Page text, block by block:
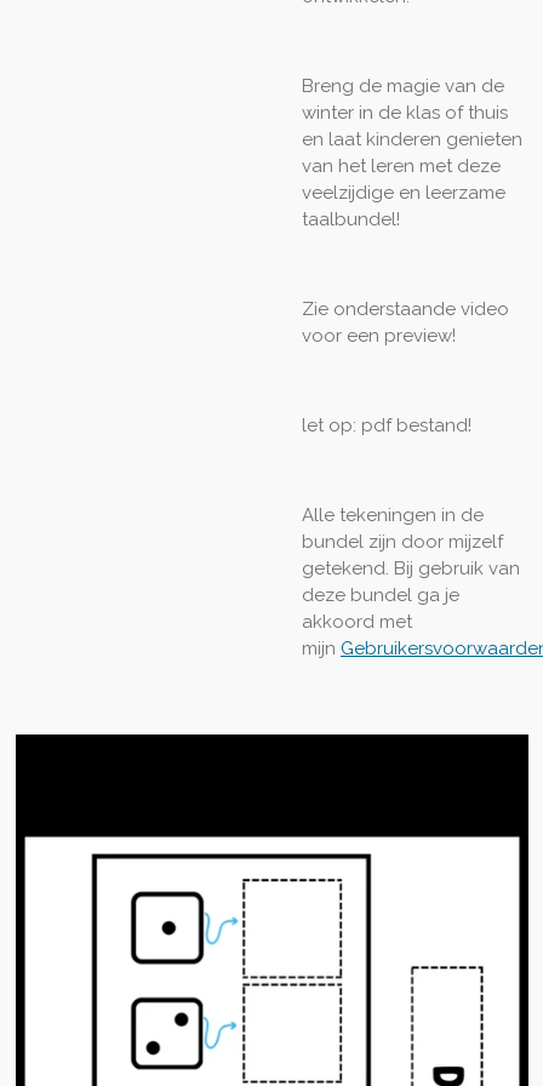
Breng de magie van de
winter in de klas of thuis
en laat kinderen genieten
van het leren met deze
veelzijdige en leerzame
taalbundel!
Zie onderstaande video
voor een preview!
let op: pdf bestand!
Alle tekeningen in de
bundel zijn door mijzelf
getekend. Bij gebruik van
deze bundel ga je
akkoord met
mijn